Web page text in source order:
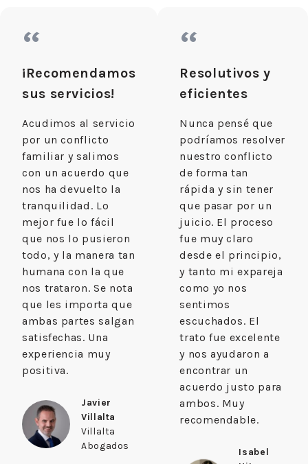
“
¡Recomendamos
sus servicios!
Acudimos al servicio
por un conflicto
familiar y salimos
con un acuerdo que
nos ha devuelto la
tranquilidad. Lo
mejor fue lo fácil
que nos lo pusieron
todo, y la manera tan
humana con la que
nos trataron. Se nota
que les importa que
ambas partes salgan
satisfechas. Una
experiencia muy
positiva.
Javier
Villalta
Villalta
Abogados
“
Resolutivos y
eficientes
Nunca pensé que
podríamos resolver
nuestro conflicto
de forma tan
rápida y sin tener
que pasar por un
juicio. El proceso
fue muy claro
desde el principio,
y tanto mi expareja
como yo nos
sentimos
escuchados. El
trato fue excelente
y nos ayudaron a
encontrar un
acuerdo justo para
ambos. Muy
recomendable.
Isabel